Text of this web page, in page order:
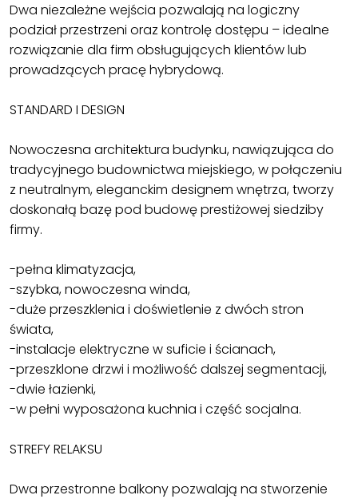
Dwa niezależne wejścia pozwalają na logiczny
podział przestrzeni oraz kontrolę dostępu – idealne
rozwiązanie dla firm obsługujących klientów lub
prowadzących pracę hybrydową.
STANDARD I DESIGN
Nowoczesna architektura budynku, nawiązująca do
tradycyjnego budownictwa miejskiego, w połączeniu
z neutralnym, eleganckim designem wnętrza, tworzy
doskonałą bazę pod budowę prestiżowej siedziby
firmy.
-pełna klimatyzacja,
-szybka, nowoczesna winda,
-duże przeszklenia i doświetlenie z dwóch stron
świata,
-instalacje elektryczne w suficie i ścianach,
-przeszklone drzwi i możliwość dalszej segmentacji,
-dwie łazienki,
-w pełni wyposażona kuchnia i część socjalna.
STREFY RELAKSU
Dwa przestronne balkony pozwalają na stworzenie